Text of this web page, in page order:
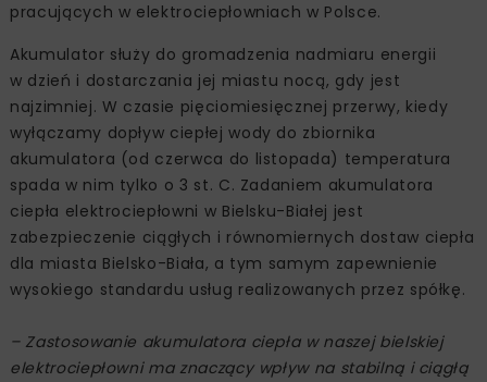
pracujących w elektrociepłowniach w Polsce.
Akumulator służy do gromadzenia nadmiaru energii
w dzień i dostarczania jej miastu nocą, gdy jest
najzimniej. W czasie pięciomiesięcznej przerwy, kiedy
wyłączamy dopływ ciepłej wody do zbiornika
akumulatora (od czerwca do listopada) temperatura
spada w nim tylko o 3 st. C. Zadaniem akumulatora
ciepła elektrociepłowni w Bielsku-Białej jest
zabezpieczenie ciągłych i równomiernych dostaw ciepła
dla miasta Bielsko-Biała, a tym samym zapewnienie
wysokiego standardu usług realizowanych przez spółkę.
– Zastosowanie akumulatora ciepła w naszej bielskiej
elektrociepłowni ma znaczący wpływ na stabilną i ciągłą